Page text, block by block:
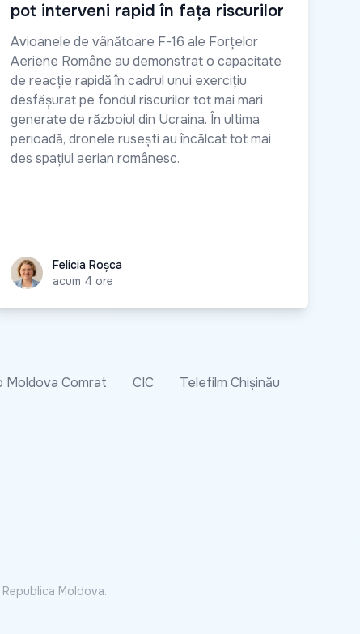
pot interveni rapid în fața riscurilor
Avioanele de vânătoare F-16 ale Forțelor
Aeriene Române au demonstrat o capacitate
de reacție rapidă în cadrul unui exercițiu
desfășurat pe fondul riscurilor tot mai mari
generate de războiul din Ucraina. În ultima
perioadă, dronele rusești au încălcat tot mai
des spațiul aerian românesc.
Felicia RoșcaFelicia Roșca
acum 4 ore
Moldova Comrat CIC
Telefilm Chișinău
Moldova.